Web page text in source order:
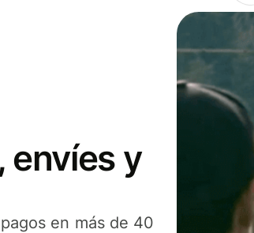
envíes y
en más de 40